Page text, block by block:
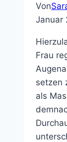
Von
Januar
Frau
setzen
als